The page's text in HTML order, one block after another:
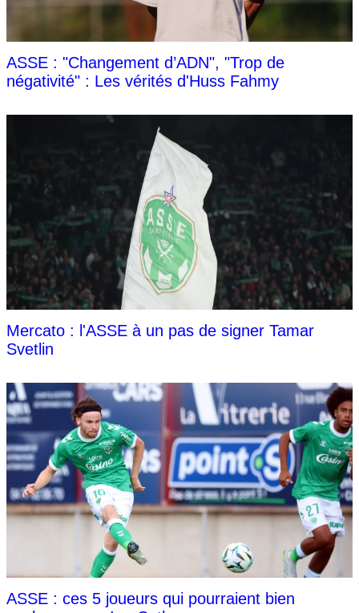
ASSE : "Changement d’ADN", "Trop de
négativité" : Les vérités d'Huss Fahmy
Mercato : l'ASSE à un pas de signer Tamar
Svetlin
ASSE : ces 5 joueurs qui pourraient bien